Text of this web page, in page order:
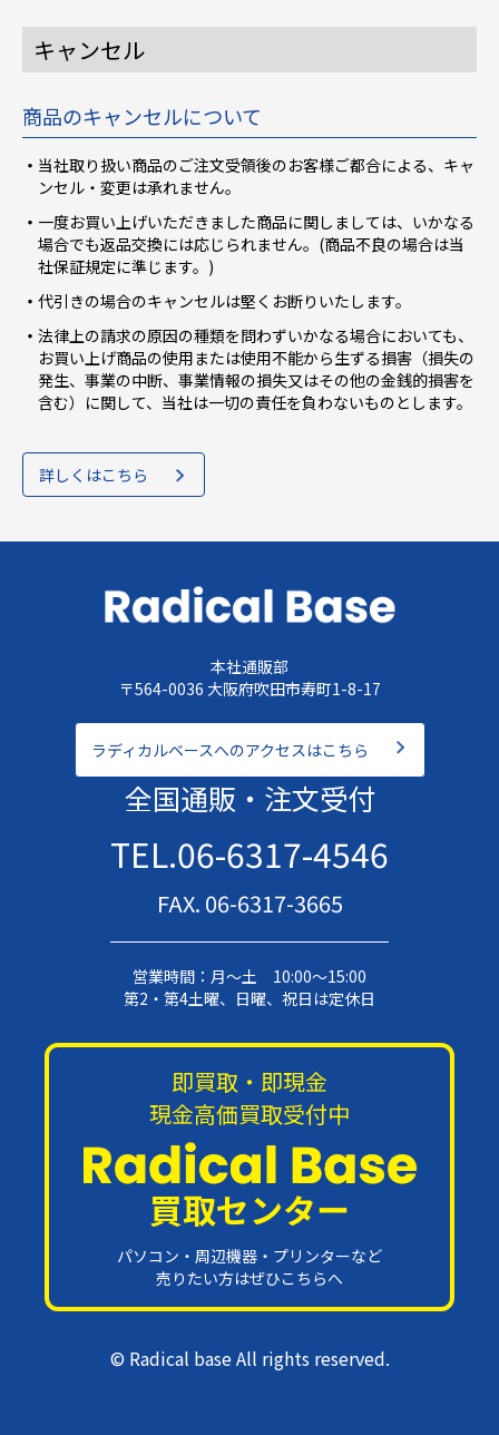
キャンセル
商品のキャンセルについて
当社取り扱い商品のご注文受領後のお客様ご都合による、キャ
ンセル・変更は承れません。
一度お買い上げいただきました商品に関しましては、いかなる
場合でも返品交換には応じられません。(商品不良の場合は当
社保証規定に準じます。)
代引きの場合のキャンセルは堅くお断りいたします。
法律上の請求の原因の種類を問わずいかなる場合においても、
お買い上げ商品の使用または使用不能から生ずる損害（損失の
発生、事業の中断、事業情報の損失又はその他の金銭的損害を
含む）に関して、当社は一切の責任を負わないものとします。
詳しくはこちら
本社通販部
〒564-0036 大阪府吹田市寿町1-8-17
ラディカルベースへのアクセスはこちら
全国通販・注文受付
TEL.06-6317-4546
FAX. 06-6317-3665
営業時間：月〜土 10:00〜15:00
第2・第4土曜、日曜、祝日は定休日
即買取・即現金
現金高価買取受付中
買取センター
パソコン・周辺機器・プリンターなど
売りたい方はぜひこちらへ
© Radical base All rights reserved.